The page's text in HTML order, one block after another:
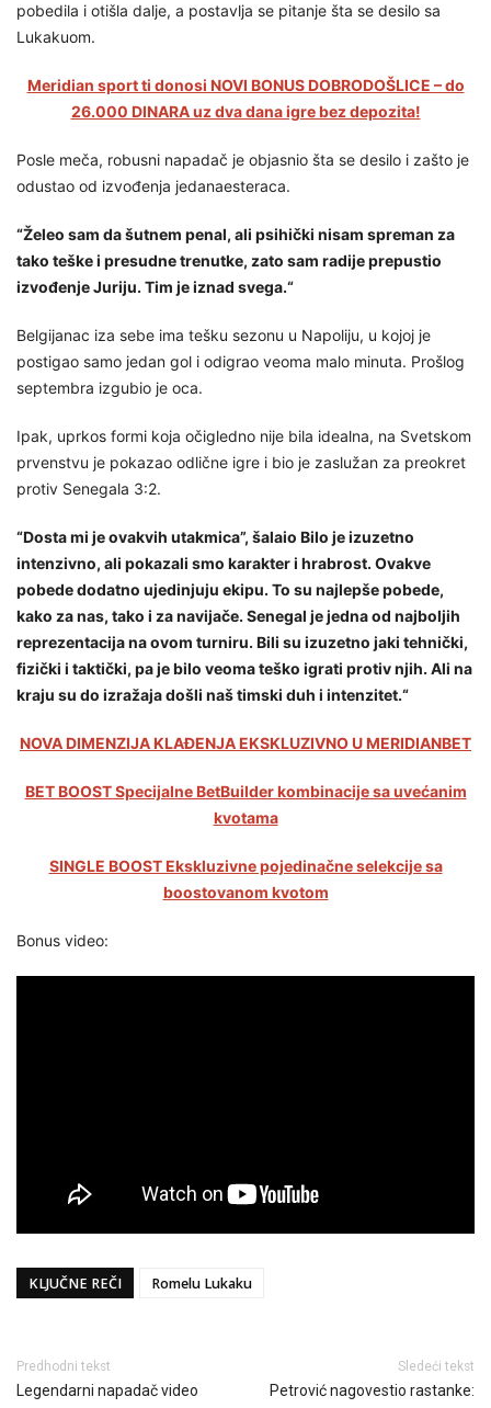
pobedila i otišla dalje, a postavlja se pitanje šta se desilo sa
Lukakuom.
Meridian sport ti donosi NOVI BONUS DOBRODOŠLICE – do
26.000 DINARA uz dva dana igre bez depozita!
Posle meča, robusni napadač je objasnio šta se desilo i zašto je
odustao od izvođenja jedanaesteraca.
“Želeo sam da šutnem penal, ali psihički nisam spreman za
tako teške i presudne trenutke, zato sam radije prepustio
izvođenje Juriju. Tim je iznad svega.“
Belgijanac iza sebe ima tešku sezonu u Napoliju, u kojoj je
postigao samo jedan gol i odigrao veoma malo minuta. Prošlog
septembra izgubio je oca.
Ipak, uprkos formi koja očigledno nije bila idealna, na Svetskom
prvenstvu je pokazao odlične igre i bio je zaslužan za preokret
protiv Senegala 3:2.
“Dosta mi je ovakvih utakmica”, šalaio Bilo je izuzetno
intenzivno, ali pokazali smo karakter i hrabrost. Ovakve
pobede dodatno ujedinjuju ekipu. To su najlepše pobede,
kako za nas, tako i za navijače. Senegal je jedna od najboljih
reprezentacija na ovom turniru. Bili su izuzetno jaki tehnički,
fizički i taktički, pa je bilo veoma teško igrati protiv njih. Ali na
kraju su do izražaja došli naš timski duh i intenzitet.“
NOVA DIMENZIJA KLAĐENJA EKSKLUZIVNO U MERIDIANBET
BET BOOST Specijalne BetBuilder kombinacije sa uvećanim
kvotama
SINGLE BOOST Ekskluzivne pojedinačne selekcije sa
boostovanom kvotom
Bonus video:
KLJUČNE REČI Romelu Lukaku
Predhodni tekst
Legendarni napadač video
Sledeći tekst
Petrović nagovestio rastanke: